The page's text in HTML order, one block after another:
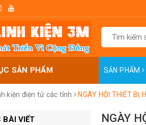
SẢN PHẨM SẢN PHẨM
kiện điện tử các tỉnh NGÀY HỘI THIẾT BỊ
NGÀY
BÀI VIẾT